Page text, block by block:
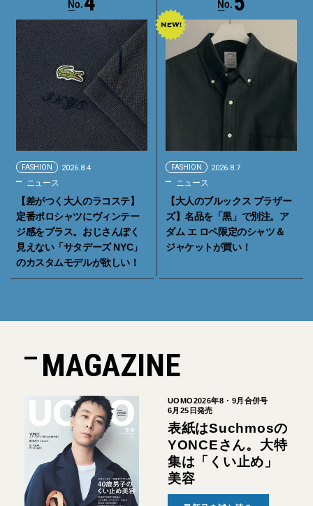
FASHION 2026.8.4
ニュース
【差がつく大人のラコステ】
定番ポロシャツにヴィンテー
ジ感をプラス。おじさんぽく
見えない「サタデーズ NYC」
のカスタムモデルが欲しい！
FASHION 2026.8.7
ニュース
【大人のブルックス ブラザー
ズ】名品を「黒」で別注。ア
ダム エ ロペ限定のシャツ＆
ジャケットが買い！
MAGAZINE
UOMO2026年8・9月合併号
6月25日発売
表紙はSuchmosの
YONCEさん。大特
集は「くい止め」
美容